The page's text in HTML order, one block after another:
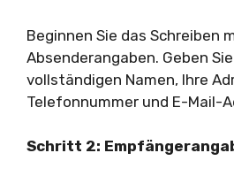
Beginnen Sie das Schreiben
Absenderangaben. Geben
vollständigen Namen, Ihre
Telefonnummer und E-Mail-
Schritt 2: